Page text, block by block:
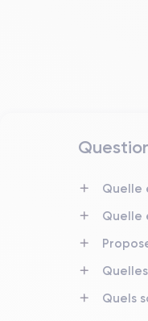
Date de
Dimensions
OLED 5.4
Quelle
Quelle
Quels